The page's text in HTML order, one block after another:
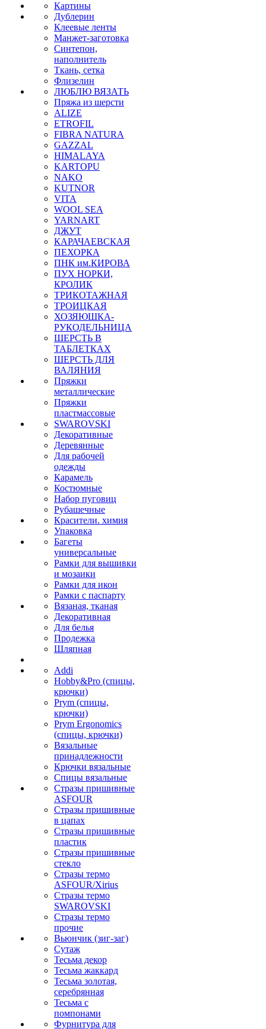
Картины
Дублерин
Клеевые ленты
Манжет-заготовка
Синтепон,
наполнитель
Ткань, сетка
Флизелин
ЛЮБЛЮ ВЯЗАТЬ
Пряжа из шерсти
ALIZE
ETROFIL
FIBRA NATURA
GAZZAL
HIMALAYA
KARTOPU
NAKO
KUTNOR
VITA
WOOL SEA
YARNART
ДЖУТ
КАРАЧАЕВСКАЯ
ПЕХОРКА
ПНК им.КИРОВА
ПУХ НОРКИ,
КРОЛИК
ТРИКОТАЖНАЯ
ТРОИЦКАЯ
ХОЗЯЮШКА-
РУКОДЕЛЬНИЦА
ШЕРСТЬ В
ТАБЛЕТКАХ
ШЕРСТЬ ДЛЯ
ВАЛЯНИЯ
Пряжки
металлические
Пряжки
пластмассовые
SWAROVSKI
Декоративные
Деревянные
Для рабочей
одежды
Карамель
Костюмные
Набор пуговиц
Рубашечные
Красители. химия
Упаковка
Багеты
универсальные
Рамки для вышивки
и мозаики
Рамки для икон
Рамки с паспарту
Вязаная, тканая
Декоративная
Для белья
Продежка
Шляпная
Addi
Hobby&Pro (спицы,
крючки)
Prym (спицы,
крючки)
Prym Ergonomics
(спицы, крючки)
Вязальные
принадлежности
Крючки вязальные
Спицы вязальные
Стразы пришивные
ASFOUR
Стразы пришивные
в цапах
Стразы пришивные
пластик
Стразы пришивные
стекло
Стразы термо
ASFOUR/Xirius
Стразы термо
SWAROVSKI
Стразы термо
прочие
Вьюнчик (зиг-заг)
Сутаж
Тесьма декор
Тесьма жаккард
Тесьма золотая,
серебрянная
Тесьма с
помпонами
Фурнитура для